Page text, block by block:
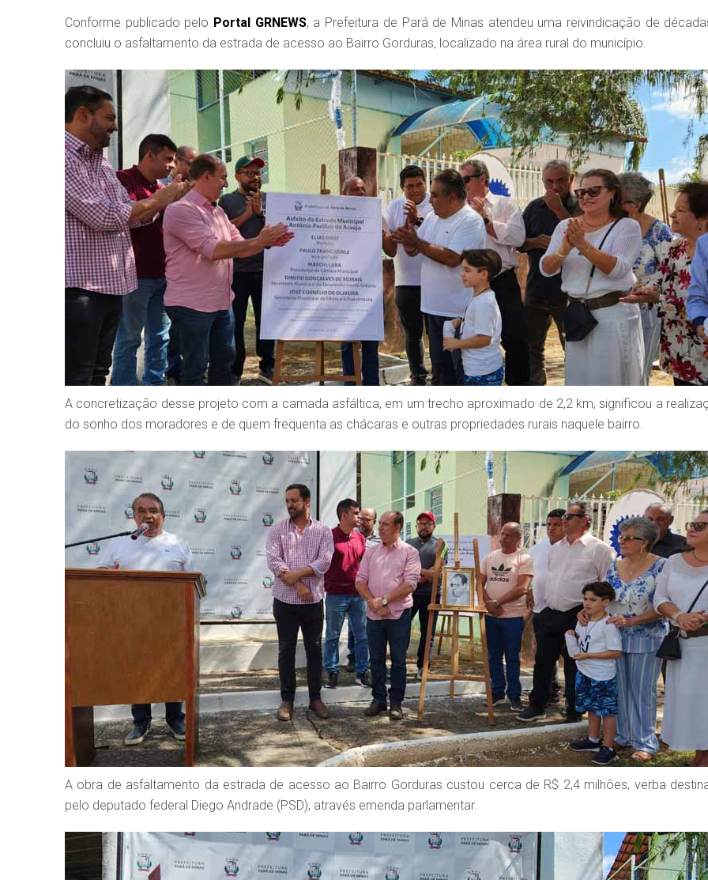
Conforme publicado pelo Portal GRNEWS, a Prefeitura de Pará de Minas atendeu uma reivindicação de
concluiu o asfaltamento da estrada de acesso ao Bairro Gorduras, localizado na área rural do município.
A concretização desse projeto com a camada asfáltica, em um trecho aproximado de 2,2 km, significou a
do sonho dos moradores e de quem frequenta as chácaras e outras propriedades rurais naquele bairro.
A obra de asfaltamento da estrada de acesso ao Bairro Gorduras custou cerca de R$ 2,4 milhões, verba
pelo deputado federal Diego Andrade (PSD), através emenda parlamentar.